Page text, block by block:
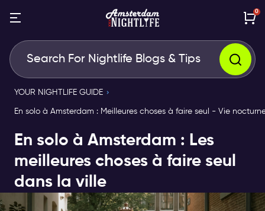
0
YOUR NIGHTLIFE GUIDE
En solo à Amsterdam : Meilleures choses à faire seul - Vie
En solo à Amsterdam : Les
meilleures choses à faire seul
dans la ville